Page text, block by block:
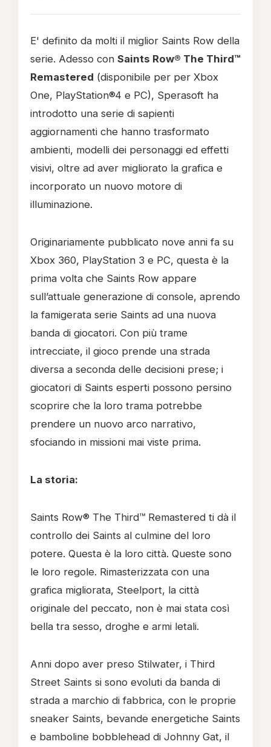
E' definito da molti il miglior Saints Row della
serie. Adesso con Saints Row® The Third™
Remastered (disponibile per per Xbox
One, PlayStation®4 e PC), Sperasoft ha
introdotto una serie di sapienti
aggiornamenti che hanno trasformato
ambienti, modelli dei personaggi ed effetti
visivi, oltre ad aver migliorato la grafica e
incorporato un nuovo motore di
illuminazione.
Originariamente pubblicato nove anni fa su
Xbox 360, PlayStation 3 e PC, questa è la
prima volta che Saints Row appare
sull’attuale generazione di console, aprendo
la famigerata serie Saints ad una nuova
banda di giocatori. Con più trame
intrecciate, il gioco prende una strada
diversa a seconda delle decisioni prese; i
giocatori di Saints esperti possono persino
scoprire che la loro trama potrebbe
prendere un nuovo arco narrativo,
sfociando in missioni mai viste prima.
La storia:
Saints Row® The Third™ Remastered ti dà il
controllo dei Saints al culmine del loro
potere. Questa è la loro città. Queste sono
le loro regole. Rimasterizzata con una
grafica migliorata, Steelport, la città
originale del peccato, non è mai stata così
bella tra sesso, droghe e armi letali.
Anni dopo aver preso Stilwater, i Third
Street Saints si sono evoluti da banda di
strada a marchio di fabbrica, con le proprie
sneaker Saints, bevande energetiche Saints
e bamboline bobblehead di Johnny Gat, il